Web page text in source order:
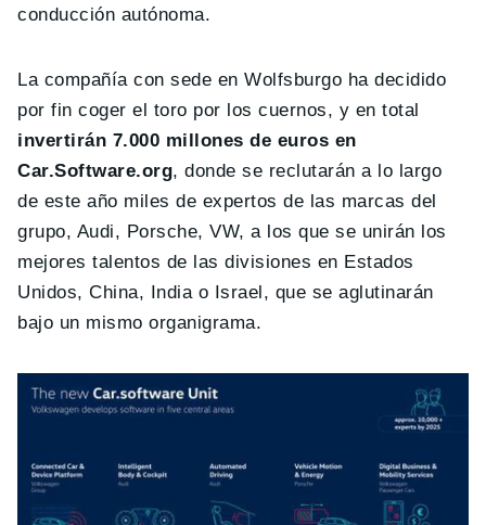
conducción autónoma.
La compañía con sede en Wolfsburgo ha decidido
por fin coger el toro por los cuernos, y en total
invertirán 7.000 millones de euros en
Car.Software.org, donde se reclutarán a lo largo
de este año miles de expertos de las marcas del
grupo, Audi, Porsche, VW, a los que se unirán los
mejores talentos de las divisiones en Estados
Unidos, China, India o Israel, que se aglutinarán
bajo un mismo organigrama.